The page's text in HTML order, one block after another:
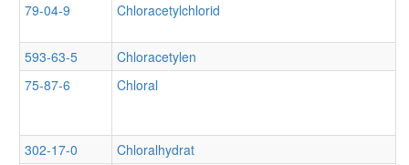
79-04-9 Chloracetylchlorid
593-63-5
Chloracetylen
75-87-6
Chloral
302-17-0
Chloralhydrat